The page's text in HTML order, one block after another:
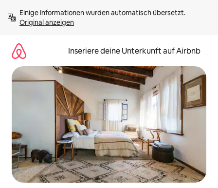
Inhalten
springenOriginal anzeigen
Inseriere deine Unterkunft auf Airbnb